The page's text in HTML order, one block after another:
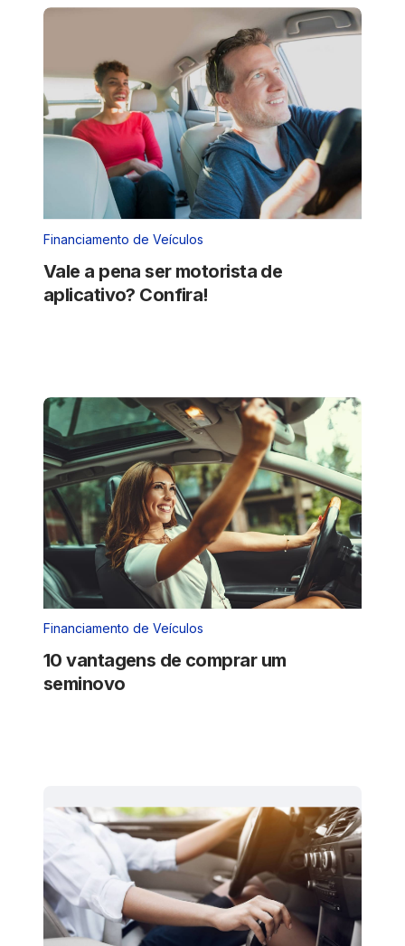
Financiamento de Veículos
Vale a pena ser motorista de
aplicativo? Confira!
Financiamento de Veículos
10 vantagens de comprar um
seminovo